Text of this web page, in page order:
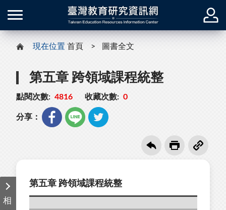
現在位置 首頁 圖書全文
第五章 跨領域課程統整
點閱次數: 4816 收藏次數: 0
分享：
相
第五章 跨領域課程統整